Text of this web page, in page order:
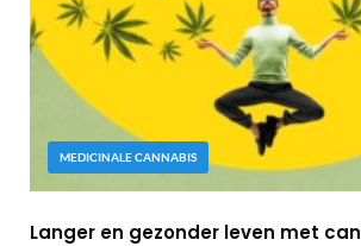
MEDICINALE CANNABIS
Langer en gezonder leven met